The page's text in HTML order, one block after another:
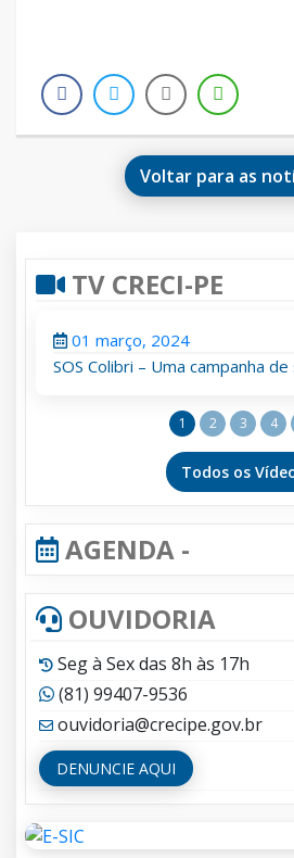
Voltar para as
TV CRECI-PE
01 março, 2024
SOS Colibri – Uma campanha
1 2 3 4
Todos os
AGENDA -
OUVIDORIA
Seg à Sex das 8h às 17h
(81) 99407-9536
ouvidoria@crecipe.gov.br
DENUNCIE AQUI